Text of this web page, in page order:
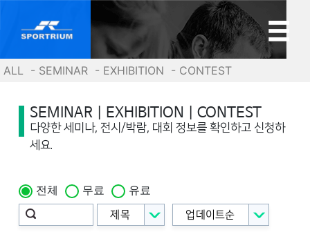
ALL - SEMINAR - EXHIBITION - CONTEST
SEMINAR | EXHIBITION | CONTEST
다양한 세미나, 전시/박람, 대회 정보를 확인하고 신청하
세요.
전체 무료 유료
제목 업데이트순